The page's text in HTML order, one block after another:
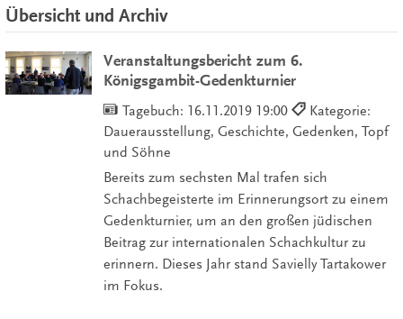
Übersicht und Archiv
Veranstaltungsbericht zum 6.
Königsgambit-Gedenkturnier
Tagebuch: 16.11.2019 19:00
Kategorie:
Dauerausstellung, Geschichte, Gedenken, Topf
und Söhne
Bereits zum sechsten Mal trafen sich
Schachbegeisterte im Erinnerungsort zu einem
Gedenkturnier, um an den großen jüdischen
Beitrag zur internationalen Schachkultur zu
erinnern. Dieses Jahr stand Savielly Tartakower
im Fokus.